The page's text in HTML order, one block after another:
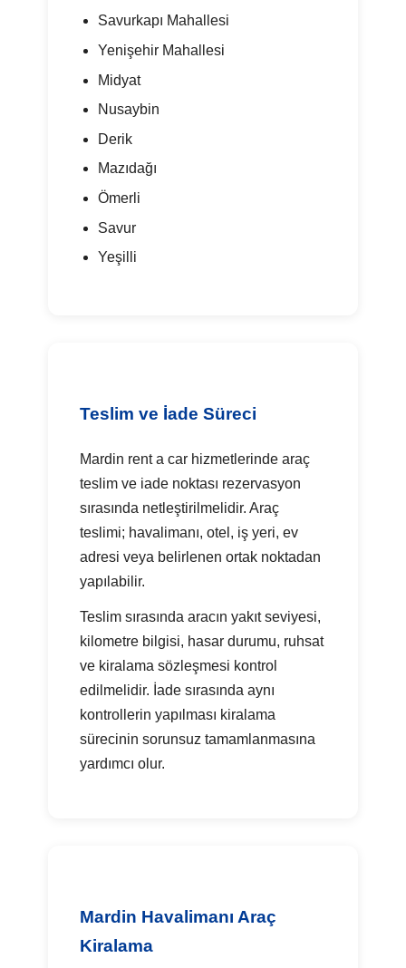
Savurkapı Mahallesi
Yenişehir Mahallesi
Midyat
Nusaybin
Derik
Mazıdağı
Ömerli
Savur
Yeşilli
Teslim ve İade Süreci
Mardin rent a car hizmetlerinde araç
teslim ve iade noktası rezervasyon
sırasında netleştirilmelidir. Araç
teslimi; havalimanı, otel, iş yeri, ev
adresi veya belirlenen ortak noktadan
yapılabilir.
Teslim sırasında aracın yakıt seviyesi,
kilometre bilgisi, hasar durumu, ruhsat
ve kiralama sözleşmesi kontrol
edilmelidir. İade sırasında aynı
kontrollerin yapılması kiralama
sürecinin sorunsuz tamamlanmasına
yardımcı olur.
Mardin Havalimanı Araç
Kiralama